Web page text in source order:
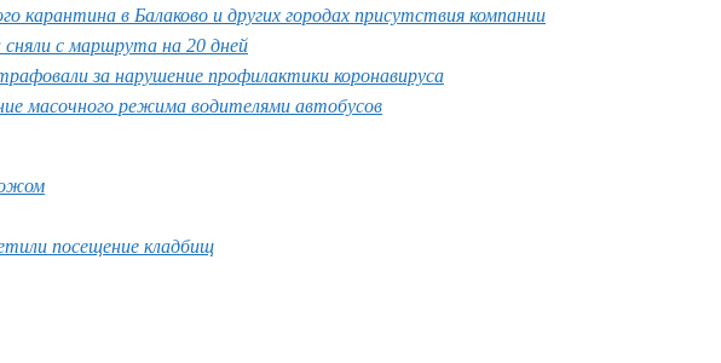
карантина в Балаково и других городах присутствия компании
с маршрута на 20 дней
за нарушение профилактики коронавируса
масочного режима водителями автобусов
посещение кладбищ